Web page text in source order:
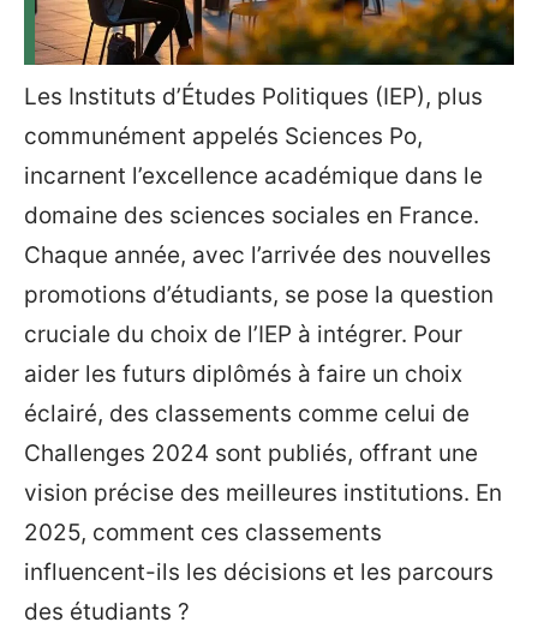
Les Instituts d’Études Politiques (IEP), plus
communément appelés Sciences Po,
incarnent l’excellence académique dans le
domaine des sciences sociales en France.
Chaque année, avec l’arrivée des nouvelles
promotions d’étudiants, se pose la question
cruciale du choix de l’IEP à intégrer. Pour
aider les futurs diplômés à faire un choix
éclairé, des classements comme celui de
Challenges 2024 sont publiés, offrant une
vision précise des meilleures institutions. En
2025, comment ces classements
influencent-ils les décisions et les parcours
des étudiants ?